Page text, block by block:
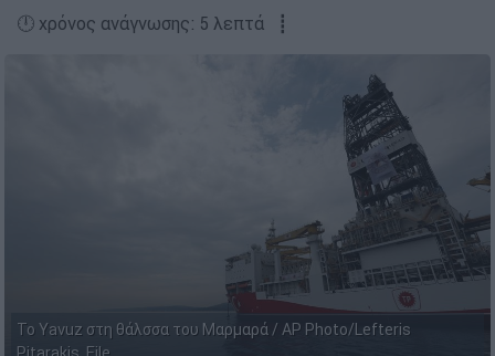
🕛 χρόνος ανάγνωσης: 5 λεπτά ┋
Το Yavuz στη θάλσσα του Μαρμαρά / AP Photo/Lefteris